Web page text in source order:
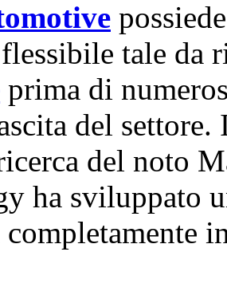
tale da
prima di
del
del noto
ha sviluppato